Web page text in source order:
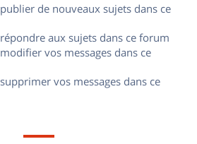
publier de nouveaux sujets dans ce
répondre aux sujets dans ce forum
modifier vos messages dans ce
supprimer vos messages dans ce